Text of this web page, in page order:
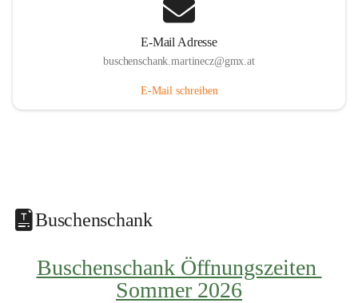
E-Mail Adresse
buschenschank.martinecz@gmx.at
E-Mail schreiben
Buschenschank
Buschenschank Öffnungszeiten
Sommer 2026